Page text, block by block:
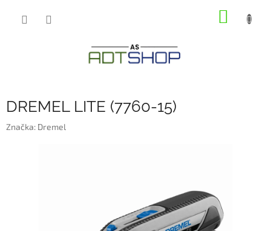
DREMEL LITE (7760-15)
Značka: Dremel